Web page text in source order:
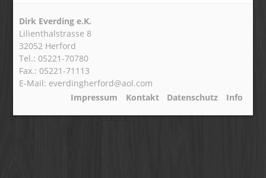
Dirk Everding e.K.
Lilienthalstrasse 8
32052 Herford
Tel.: 05221-70780
Fax.: 05221-71113
E-Mail: everdingherford@aol.com
Impressum
Kontakt Datenschutz Info